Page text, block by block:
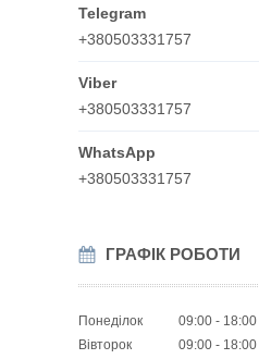
+380503331757
+380503331757
+380503331757
ГРАФІК РОБОТИ
Понеділок 09:00
18:00
Вівторок
09:00 18:00